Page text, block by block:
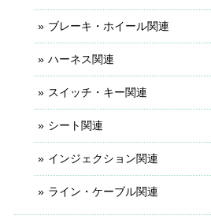
ブレーキ・ホイール関連
ハーネス関連
スイッチ・キー関連
シート関連
インジェクション関連
ライン・ケーブル関連